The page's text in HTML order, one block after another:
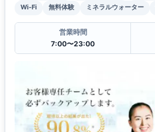
Wi-Fi
無料体験 ミネラルウォーター
営業時間
7:00〜23:00